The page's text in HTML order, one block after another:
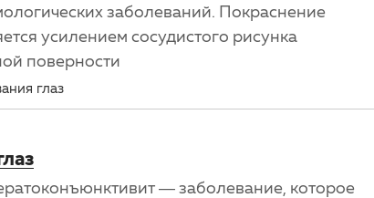
заболеваний. Покраснение
усилением сосудистого рисунка
поверности
глаз
— заболевание, которое